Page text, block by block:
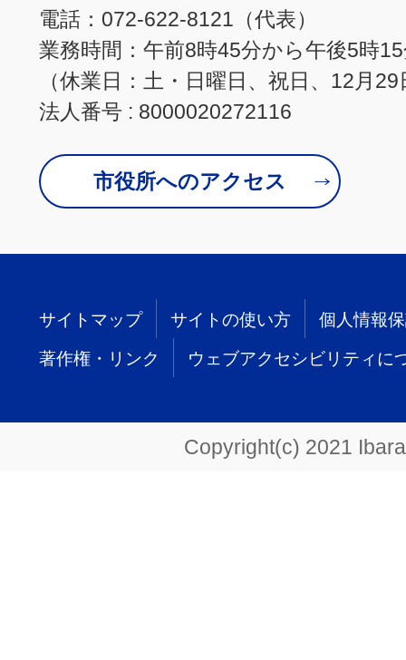
電話：072-622-8121（代表）
業務時間：午前8時45分から午後5時
（休業日：土・日曜日、祝日、12月
法人番号 : 8000020272116
市役所へのアクセス
サイトマップ サイトの使い方 個人情報
著作権・リンク ウェブアクセシビリティに
Copyright(c) 2021